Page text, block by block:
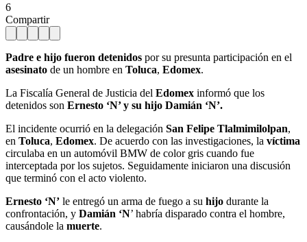
6
Compartir
Padre e hijo fueron detenidos por su presunta participación en el
asesinato de un hombre en Toluca, Edomex.
La Fiscalía General de Justicia del Edomex informó que los
detenidos son Ernesto ‘N’ y su hijo Damián ‘N’.
El incidente ocurrió en la delegación San Felipe Tlalmimilolpan,
en Toluca, Edomex. De acuerdo con las investigaciones, la víctima
circulaba en un automóvil BMW de color gris cuando fue
interceptada por los sujetos. Seguidamente iniciaron una discusión
que terminó con el acto violento.
Ernesto ‘N’ le entregó un arma de fuego a su hijo durante la
confrontación, y Damián ‘N’ habría disparado contra el hombre,
causándole la muerte.